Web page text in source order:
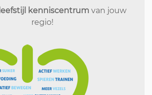
leefstijl kenniscentrum van jouw
regio!